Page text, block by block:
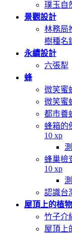
璞玉自
景觀設計
林務局
樹種名
永續設計
六張犁
蜂
微笑蜜
微笑蜜
都市養
蜂箱的
10 xp
蜂巢檢
10 xp
認識台
屋頂上的植物
竹子介
屋頂上